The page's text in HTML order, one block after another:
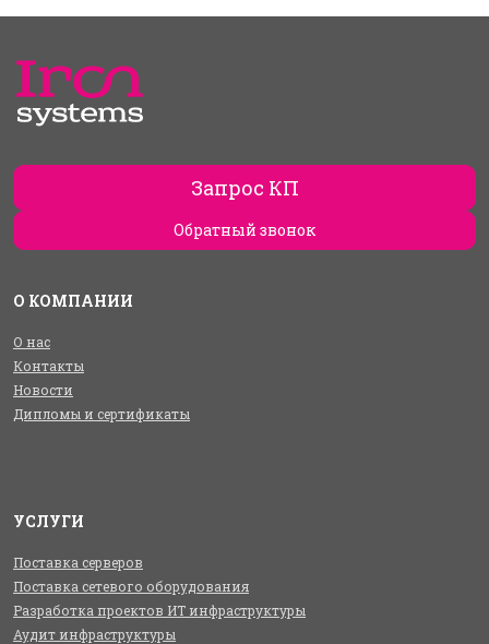
Запрос КП
Обратный звонок
О КОМПАНИИ
О нас
Контакты
Новости
Дипломы и сертификаты
УСЛУГИ
Поставка серверов
Поставка сетевого оборудования
Разработка проектов ИТ инфраструктуры
Аудит инфраструктуры